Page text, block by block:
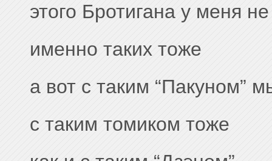
этого Бротигана у меня
именно таких тоже
а вот с таким “Пакуном”
с таким томиком тоже